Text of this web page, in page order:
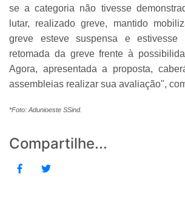
se a categoria não tivesse
lutar, realizado greve, mantido
greve esteve suspensa e estivesse
retomada da greve frente à
Agora, apresentada a proposta,
assembleias realizar sua avaliação",
*Foto: Adunioeste SSind.
Compartilhe...